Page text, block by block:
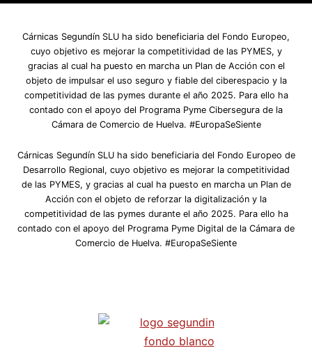
Cárnicas Segundín SLU ha sido beneficiaria del Fondo Europeo,
cuyo objetivo es mejorar la competitividad de las PYMES, y
gracias al cual ha puesto en marcha un Plan de Acción con el
objeto de impulsar el uso seguro y fiable del ciberespacio y la
competitividad de las pymes durante el año 2025. Para ello ha
contado con el apoyo del Programa Pyme Cibersegura de la
Cámara de Comercio de Huelva. #EuropaSeSiente
Cárnicas Segundín SLU ha sido beneficiaria del Fondo Europeo de
Desarrollo Regional, cuyo objetivo es mejorar la competitividad
de las PYMES, y gracias al cual ha puesto en marcha un Plan de
Acción con el objeto de reforzar la digitalización y la
competitividad de las pymes durante el año 2025. Para ello ha
contado con el apoyo del Programa Pyme Digital de la Cámara de
Comercio de Huelva. #EuropaSeSiente